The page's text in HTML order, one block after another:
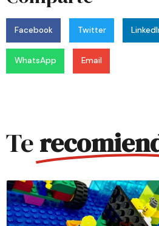
Facebook Twitter
WhatsApp Email
Te